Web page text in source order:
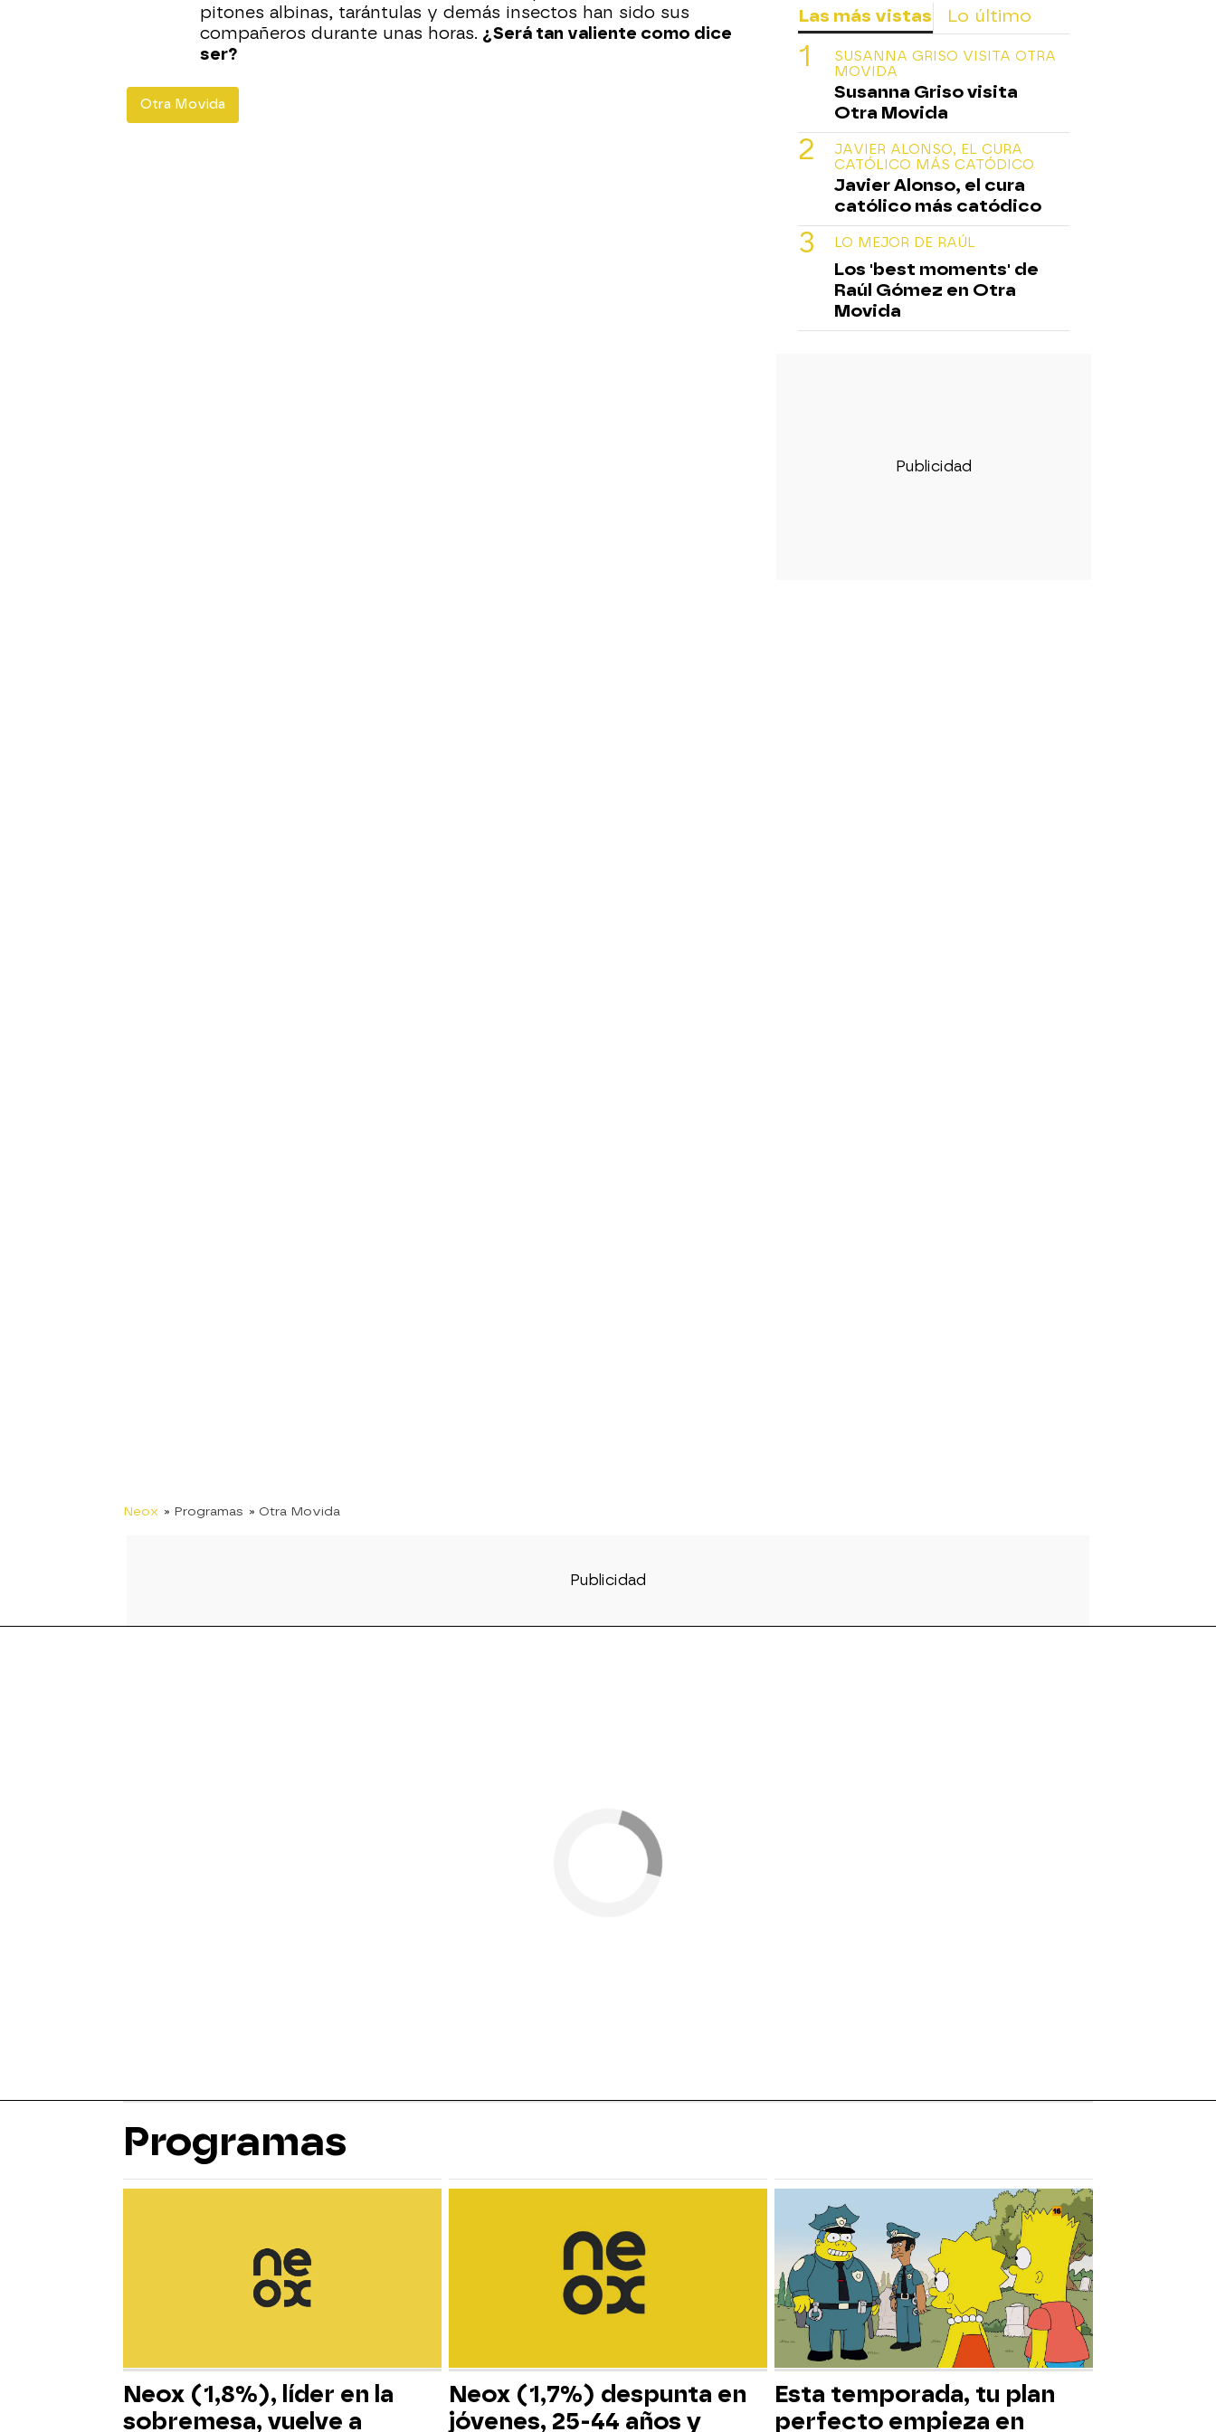
pitones albinas, tarántulas y demás insectos han sido sus
compañeros durante unas horas. ¿Será tan valiente como dice
ser?
Otra Movida
Neox » Programas » Otra Movida
Las más vistas Lo último
SUSANNA GRISO VISITA OTRA
MOVIDA
Susanna Griso visita
Otra Movida
JAVIER ALONSO, EL CURA
CATÓLICO MÁS CATÓDICO
Javier Alonso, el cura
católico más catódico
LO MEJOR DE RAÚL
Los 'best moments' de
Raúl Gómez en Otra
Movida
Programas
Neox (1,8%), líder en la
sobremesa, vuelve a
Neox (1,7%) despunta en
jóvenes, 25-44 años y
Esta temporada, tu plan
perfecto empieza en